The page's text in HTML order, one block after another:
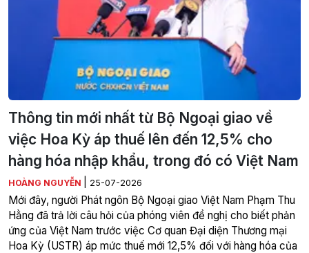
Thông tin mới nhất từ Bộ Ngoại giao về
việc Hoa Kỳ áp thuế lên đến 12,5% cho
hàng hóa nhập khẩu, trong đó có Việt Nam
HOÀNG NGUYỄN 25-07-2026
Mới đây, người Phát ngôn Bộ Ngoại giao Việt Nam Phạm Thu
Hằng đã trả lời câu hỏi của phóng viên đề nghị cho biết phản
ứng của Việt Nam trước việc Cơ quan Đại diện Thương mại
Hoa Kỳ (USTR) áp mức thuế mới 12,5% đối với hàng hóa của